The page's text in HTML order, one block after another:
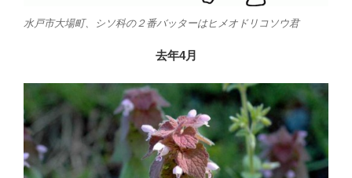
水戸市大場町、シソ科の２番バッターはヒメオドリコソウ君
去年4月